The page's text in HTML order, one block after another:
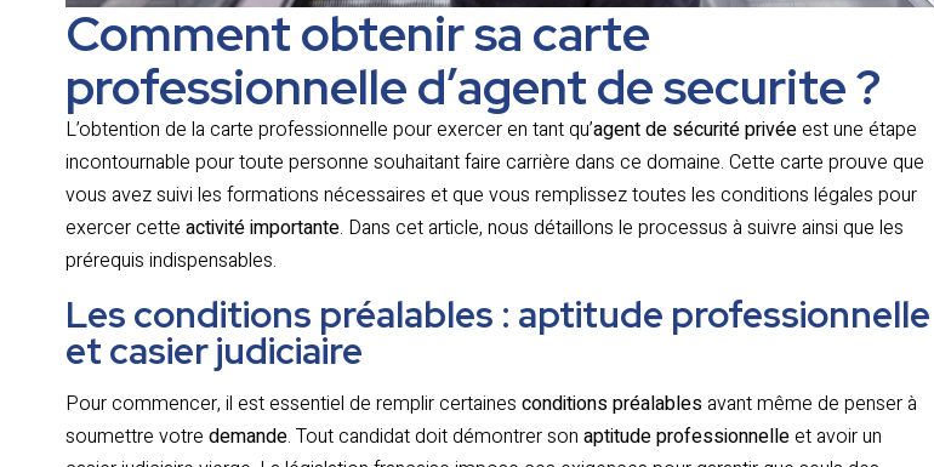
Comment obtenir sa carte
professionnelle d’agent de securite ?
L’obtention de la carte professionnelle pour exercer en tant qu’agent de sécurité privéeest une étape
incontournable pour toute personne souhaitant faire carrière dans ce domaine. Cette carte prouve que
vous avez suivi les formations nécessaires et que vous remplissez toutes les conditions légales pour
exercer cette activité importante. Dans cet article, nous détaillons le processus à suivre ainsi que les
prérequis indispensables.
Les conditions préalables : aptitude professionnelle
et casier judiciaire
Pour commencer, il est essentiel de remplir certaines conditions préalablesavant même de penser à
soumettre votre demande. Tout candidat doit démontrer son aptitude professionnelleet avoir un